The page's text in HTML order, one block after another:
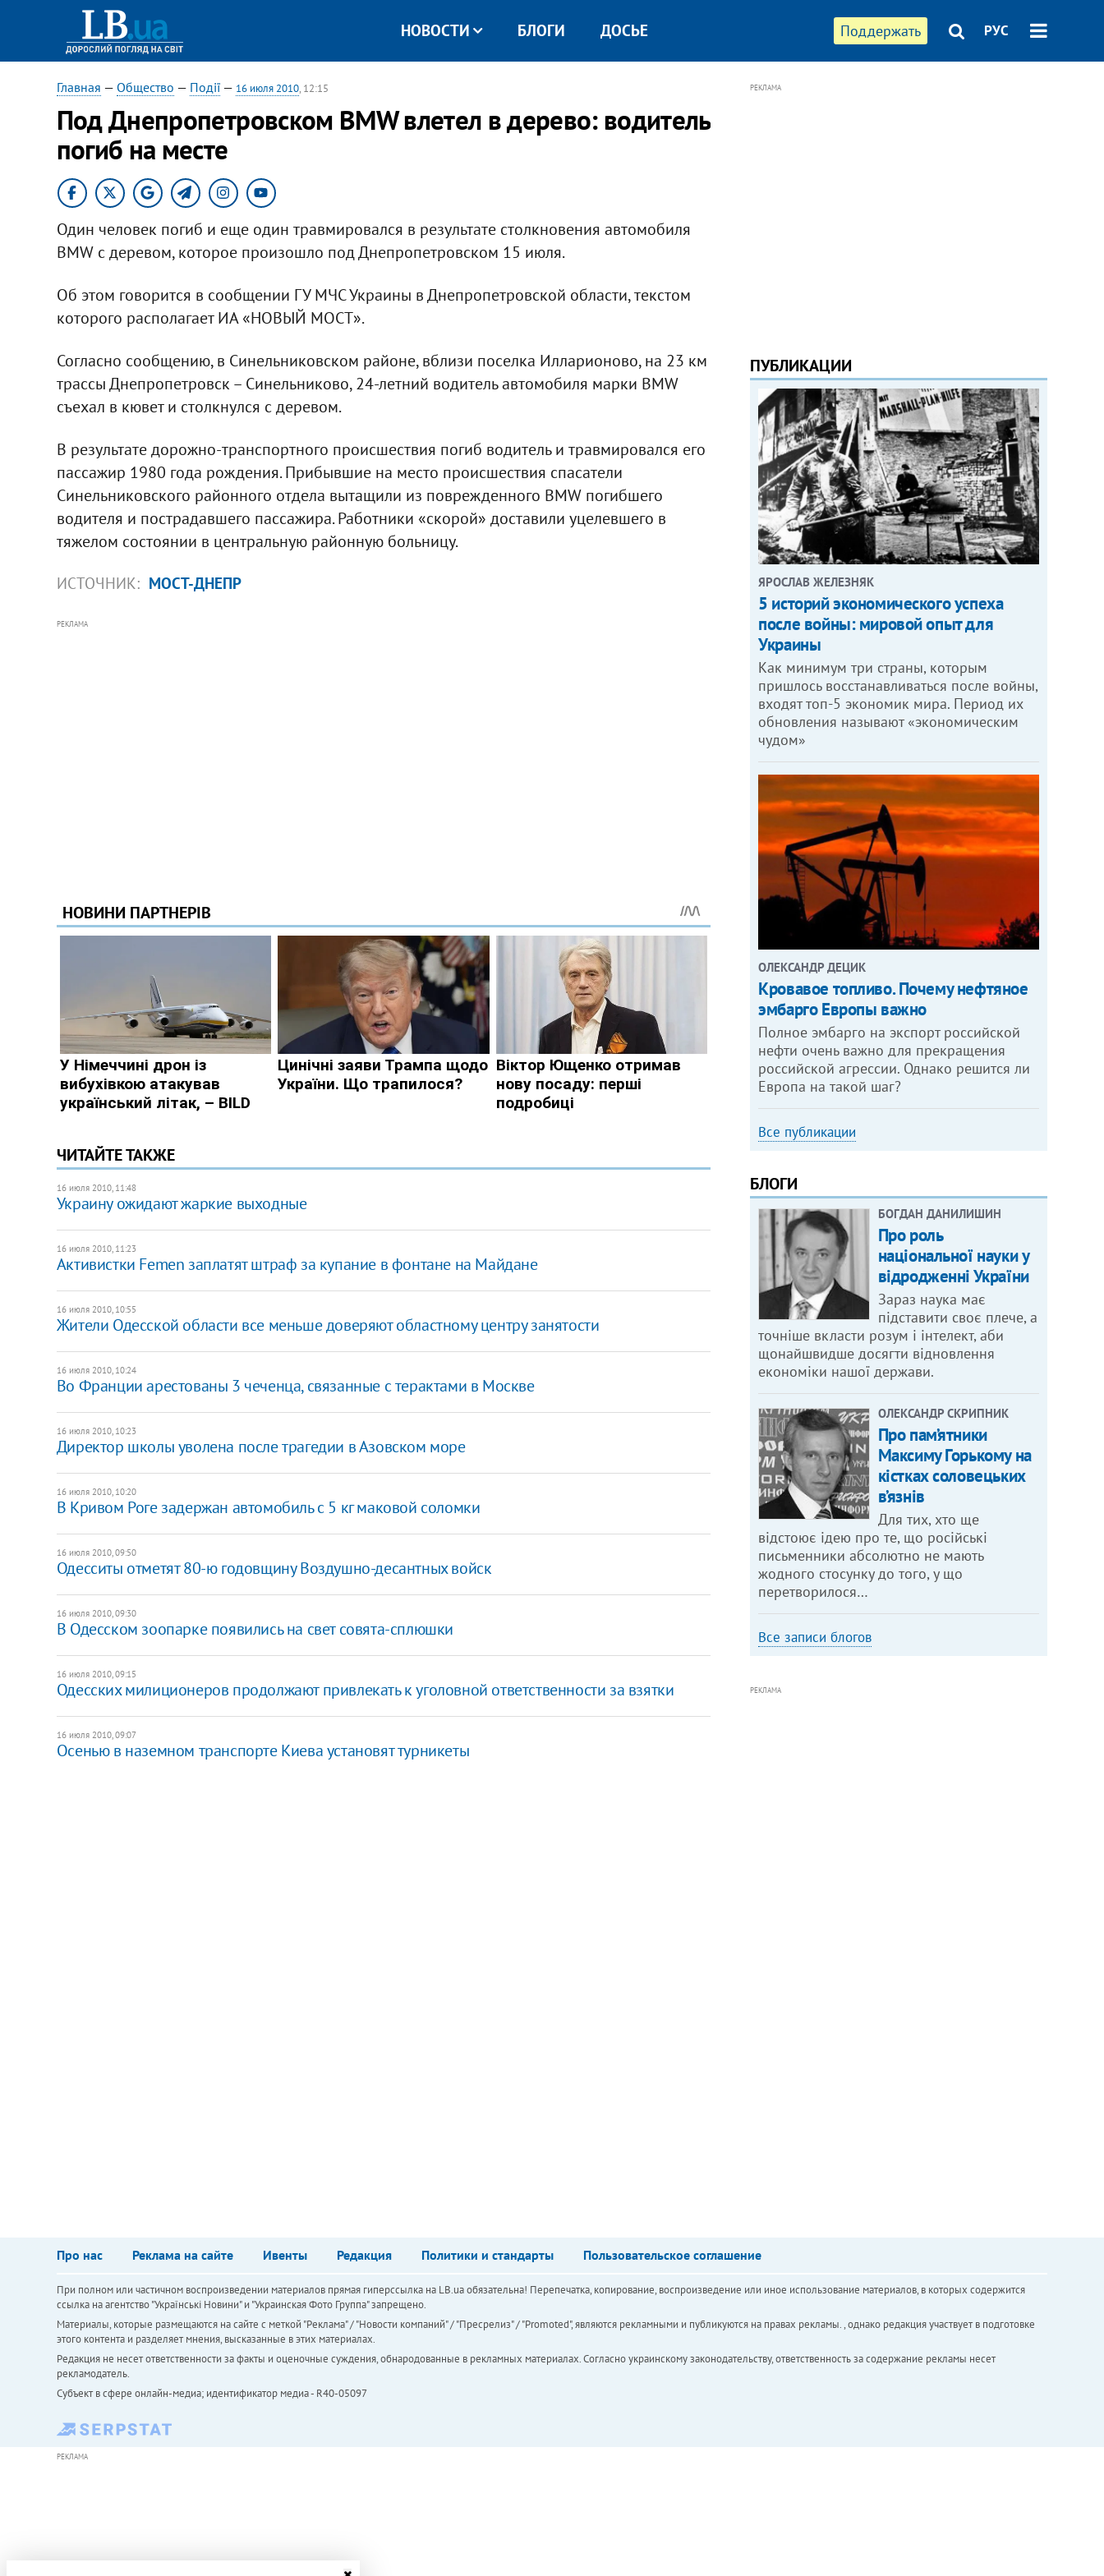
Поддержать РУС
НОВОСТИ БЛОГИ ДОСЬЕ
Главная — Общество — Події— 16 июля 2010, 12:15
Под Днепропетровском BMW влетел в дерево: водитель
погиб на месте
Один человек погиб и еще один травмировался в результате столкновения автомобиля
BMW с деревом, которое произошло под Днепропетровском 15 июля.
Об этом говорится в сообщении ГУ МЧС Украины в Днепропетровской области, текстом
которого располагает ИА «НОВЫЙ МОСТ».
Согласно сообщению, в Синельниковском районе, вблизи поселка Илларионово, на 23 км
трассы Днепропетровск – Синельниково, 24-летний водитель автомобиля марки BMW
съехал в кювет и столкнулся с деревом.
В результате дорожно-транспортного происшествия погиб водитель и травмировался его
пассажир 1980 года рождения. Прибывшие на место происшествия спасатели
Синельниковского районного отдела вытащили из поврежденного BMW погибшего
водителя и пострадавшего пассажира. Работники «скорой» доставили уцелевшего в
тяжелом состоянии в центральную районную больницу.
ИСТОЧНИК: МОСТ-ДНЕПР
РЕКЛАМА
ЧИТАЙТЕ ТАКЖЕ
16 июля 2010, 11:48
Украину ожидают жаркие выходные
16 июля 2010, 11:23
Активистки Femen заплатят штраф за купание в фонтане на Майдане
16 июля 2010, 10:55
Жители Одесской области все меньше доверяют областному центру занятости
16 июля 2010, 10:24
Во Франции арестованы 3 чеченца, связанные с терактами в Москве
16 июля 2010, 10:23
Директор школы уволена после трагедии в Азовском море
16 июля 2010, 10:20
В Кривом Роге задержан автомобиль с 5 кг маковой соломки
16 июля 2010, 09:50
Одесситы отметят 80-ю годовщину Воздушно-десантных войск
16 июля 2010, 09:30
В Одесском зоопарке появились на свет совята-сплюшки
16 июля 2010, 09:15
Одесских милиционеров продолжают привлекать к уголовной ответственности за взятки
16 июля 2010, 09:07
Осенью в наземном транспорте Киева установят турникеты
РЕКЛАМА
ПУБЛИКАЦИИ
ЯРОСЛАВ ЖЕЛЕЗНЯК
5 историй экономического успеха
после войны: мировой опыт для
Украины
Как минимум три страны, которым
пришлось восстанавливаться после войны,
входят топ-5 экономик мира. Период их
обновления называют «экономическим
чудом»
ОЛЕКСАНДР ДЕЦИК
Кровавое топливо. Почему нефтяное
эмбарго Европы важно
Полное эмбарго на экспорт российской
нефти очень важно для прекращения
российской агрессии. Однако решится ли
Европа на такой шаг?
Все публикации
БЛОГИ
БОГДАН ДАНИЛИШИН
Про роль
національної науки у
відродженні України
Зараз наука має
підставити своє плече, а
точніше вкласти розум і інтелект, аби
щонайшвидше досягти відновлення
економіки нашої держави.
ОЛЕКСАНДР СКРИПНИК
Про пам’ятники
Максиму Горькому на
кістках соловецьких
в’язнів
Для тих, хто ще
відстоює ідею про те, що російські
письменники абсолютно не мають
жодного стосунку до того, у що
перетворилося…
Все записи блогов
РЕКЛАМА
Про нас Реклама на сайте Ивенты Редакция Политики и стандарты Пользовательское соглашение
При полном или частичном воспроизведении материалов прямая гиперссылка на LB.ua обязательна! Перепечатка, копирование, воспроизведение или иное использование материалов, в которых содержится
ссылка на агентство "Українськi Новини" и "Украинская Фото Группа" запрещено.
Материалы, которые размещаются на сайте с меткой "Реклама" / "Новости компаний" / "Пресрелиз" / "Promoted", являются рекламными и публикуются на правах рекламы. , однако редакция участвует в подготовке
этого контента и разделяет мнения, высказанные в этих материалах.
Редакция не несет ответственности за факты и оценочные суждения, обнародованные в рекламных материалах. Согласно украинскому законодательству, ответственность за содержание рекламы несет
рекламодатель.
Субъект в сфере онлайн-медиа; идентификатор медиа - R40-05097
РЕКЛАМА